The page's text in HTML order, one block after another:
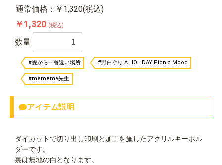
通常価格：￥1,320(税込)
￥1,320 (税込)
数量
#愛から一番遠い場所 #野白ぐり A HOLIDAY Picnic Mood
#mememe先生
アイテム説明
ダイカットで切り出し印刷と加工を施したアクリルキーホル
ダーです。
裏は無地の白となります。